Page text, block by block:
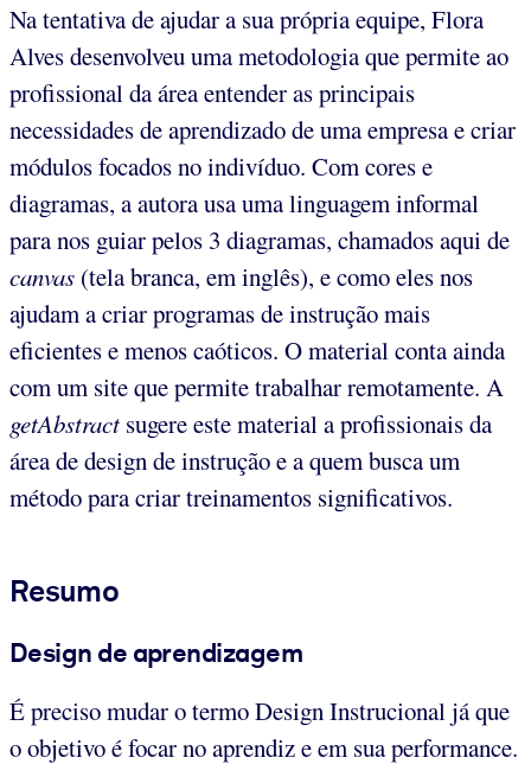
Na tentativa de ajudar a sua própria equipe, Flora
Alves desenvolveu uma metodologia que permite ao
profissional da área entender as principais
necessidades de aprendizado de uma empresa e criar
módulos focados no indivíduo. Com cores e
diagramas, a autora usa uma linguagem informal
para nos guiar pelos 3 diagramas, chamados aqui de
canvas (tela branca, em inglês), e como eles nos
ajudam a criar programas de instrução mais
eficientes e menos caóticos. O material conta ainda
com um site que permite trabalhar remotamente. A
getAbstract sugere este material a profissionais da
área de design de instrução e a quem busca um
método para criar treinamentos significativos.
Resumo
Design de aprendizagem
É preciso mudar o termo Design Instrucional já que
o objetivo é focar no aprendiz e em sua performance.